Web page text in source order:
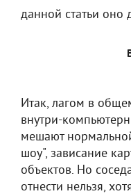
данной статьи оно
Итак, лагом в
внутри-
мешают
шоу", зависание
объектов. Но
отнести нельзя,